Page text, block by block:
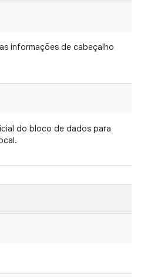
informações de cabeçalho
do bloco de dados para